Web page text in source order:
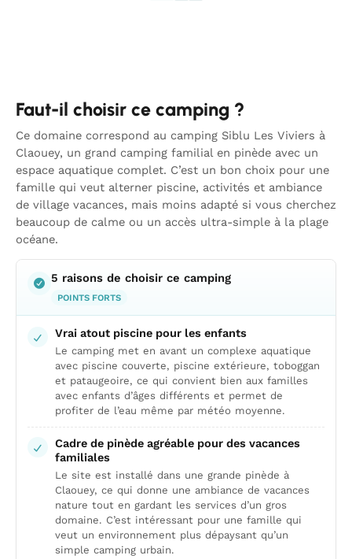
Faut-il choisir ce camping ?
Ce domaine correspond au camping Siblu Les Viviers à
Claouey, un grand camping familial en pinède avec un
espace aquatique complet. C’est un bon choix pour une
famille qui veut alterner piscine, activités et ambiance
de village vacances, mais moins adapté si vous cherchez
beaucoup de calme ou un accès ultra-simple à la plage
océane.
5 raisons de choisir ce camping
POINTS FORTS
Vrai atout piscine pour les enfants
Le camping met en avant un complexe aquatique
avec piscine couverte, piscine extérieure, toboggan
et pataugeoire, ce qui convient bien aux familles
avec enfants d’âges différents et permet de
profiter de l’eau même par météo moyenne.
Cadre de pinède agréable pour des vacances
familiales
Le site est installé dans une grande pinède à
Claouey, ce qui donne une ambiance de vacances
nature tout en gardant les services d’un gros
domaine. C’est intéressant pour une famille qui
veut un environnement plus dépaysant qu’un
simple camping urbain.